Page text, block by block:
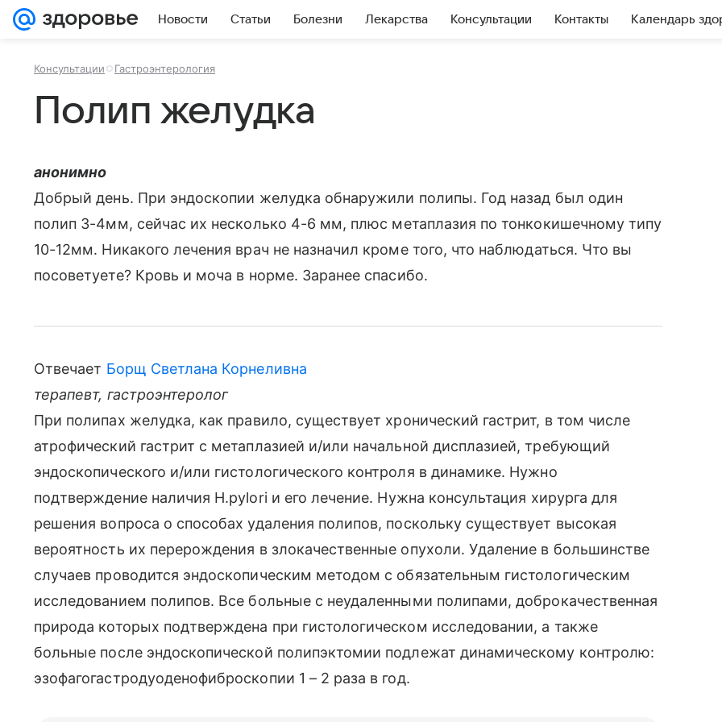
Новости Статьи Болезни Лекарства Консультации Контакты Календарь
Консультации Гастроэнтерология
Полип желудка
анонимно
Добрый день. При эндоскопии желудка обнаружили полипы. Год назад был один
полип 3-4мм, сейчас их несколько 4-6 мм, плюс метаплазия по тонкокишечному типу
10-12мм. Никакого лечения врач не назначил кроме того, что наблюдаться. Что вы
посоветуете? Кровь и моча в норме. Заранее спасибо.
Отвечает Борщ Светлана Корнеливна
терапевт, гастроэнтеролог
При полипах желудка, как правило, существует хронический гастрит, в том числе
атрофический гастрит с метаплазией и/или начальной дисплазией, требующий
эндоскопического и/или гистологического контроля в динамике. Нужно
подтверждение наличия H.pylori и его лечение. Нужна консультация хирурга для
решения вопроса о способах удаления полипов, поскольку существует высокая
вероятность их перерождения в злокачественные опухоли. Удаление в большинстве
случаев проводится эндоскопическим методом с обязательным гистологическим
исследованием полипов. Все больные с неудаленными полипами, доброкачественная
природа которых подтверждена при гистологическом исследовании, а также
больные после эндоскопической полипэктомии подлежат динамическому контролю:
эзофагогастродуоденофиброскопии 1 – 2 раза в год.